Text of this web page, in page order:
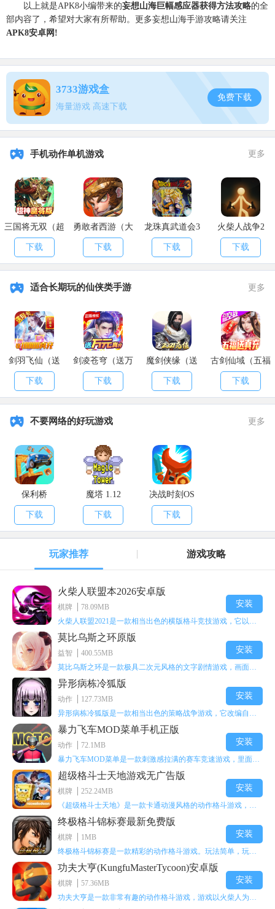
以上就是APK8小编带来的妄想山海巨幅感应器获得方法攻略的全
部内容了，希望对大家有所帮助。更多妄想山海手游攻略请关注
APK8安卓网!
3733游戏盒
海量游戏 高速下载
免费下载
手机动作单机游戏 更多
三国将无双（超
神魔将版）
下载
勇敢者西游（大
乱斗）
下载
龙珠真武道会3
下载
火柴人战争2
下载
适合长期玩的仙侠类手游 更多
剑羽飞仙（送
10000真充）
下载
剑凌苍穹（送万
元真充）
下载
魔剑侠缘（送
2021充值）
下载
古剑仙域（五福
送真充）
下载
不要网络的好玩游戏 更多
保利桥
下载
魔塔 1.12
下载
决战时刻OS
下载
玩家推荐 游戏攻略
火柴人联盟本2026安卓版
棋牌
78.09MB
火柴人联盟2021是一款相当出色的横版格斗竞技游戏，它以火柴人形象高度还原了知名端游《英雄联盟》里的众多英雄。玩家能够自由挑选两名火柴人英雄开启自己的战斗秀，这里有着炫酷的技能特效和一流的打击感，感兴趣的话就快来体验火柴人联盟2021吧！
安装
莫比乌斯之环原版
益智
400.55MB
莫比乌斯之环是一款极具二次元风格的文字剧情游戏，画面达到动画级别的视觉效果，玩家将帮助游戏中的二次元少女达成心愿，感兴趣的玩家不妨来体验一下这款游戏！
安装
异形病栋冷狐版
动作
127.73MB
异形病栋冷狐版是一款相当出色的策略战争游戏，它改编自同名电影。玩家会进入一座遍布未知与恐惧的废弃病楼，探寻里面的秘密，揭开潜藏在黑暗里的真相。在游戏过程中，玩家要收集线索和道具，破解各种谜团，还要躲避或者对抗怪物。这款游戏支持中文字幕，能带来沉浸式的恐怖体验，很适合喜爱恐怖解谜的玩家。
安装
暴力飞车MOD菜单手机正版
动作
72.1MB
暴力飞车MOD菜单是一款刺激感拉满的赛车竞速游戏，里面有海量顶级超跑等着玩家去解锁和驾驶。游戏还加入了充满悬念的隐藏宝箱系统，打开宝箱能获得稀有道具、性能强化组件和特殊奖励，这些都能大大提高通关效率和竞技优势，玩起来紧张又爽快，沉浸感特别强。
安装
超级格斗士天地游戏无广告版
棋牌
252.24MB
《超级格斗士天地》是一款卡通动漫风格的动作格斗游戏，能瞬间点燃你的格斗激情，让你迅速热血沸腾。游戏里有海绵宝宝、超能小子、幻影丹尼等众多热门角色可供挑选，趣味性拉满，玩起来容易上瘾，绝对是打发无聊时光的绝佳选择。对这款游戏感兴趣的朋友，欢迎来天尚站体验~
安装
终极格斗锦标赛最新免费版
棋牌
1MB
终极格斗锦标赛是一款精彩的动作格斗游戏。玩法简单，玩家只需滑动手势，就能施展出华丽的史诗动作与超级连招。不断提升、升级你的战斗技能吧！欢迎前来体验！在原有基础上，操作体验进行了一定优化，玩家操作将更加简洁流畅，还能为角色添加特殊能力与招式。喜欢这类游戏的玩家可千万别错过！
安装
功夫大亨(KungfuMasterTycoon)安卓版
棋牌
57.36MB
功夫大亨是一款非常有趣的动作格斗游戏，游戏以火柴人为角色形象，不同职业的角色都拥有独特的特殊效果。玩家可以选择自己喜爱的角色挑战关卡，在关卡中通过施展连续特技来消灭怪物。游戏有着精彩的战斗方式和炫酷的特效，喜欢这类游戏的玩家快来体验功夫大亨吧！
安装